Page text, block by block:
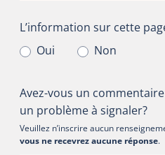
L’information sur cette
L’information sur cette
Oui
Non
Avez-vous un
un problème à signaler?
Veuillez n’inscrire aucun
vous ne recevrez aucune réponse.